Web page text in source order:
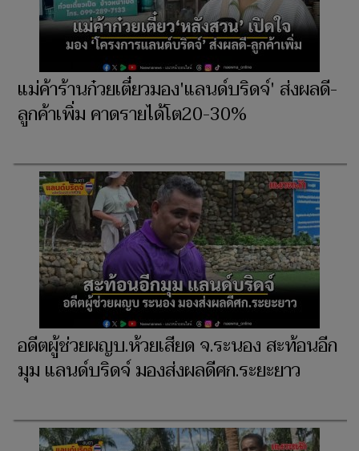
แม่ค้าร้านก๋วยเตี๋ยวมอง'แลนด์บริดจ์' ส่งผลดี-
ลูกค้าเพิ่ม คาดรายได้โต20-30%
อดีตผู้ช่วยผญบ.ห้วยเสียด จ.ระนอง สะท้อนอีก
มุม แลนด์บริดจ์ มองส่งผลดีศก.ระยะยาว